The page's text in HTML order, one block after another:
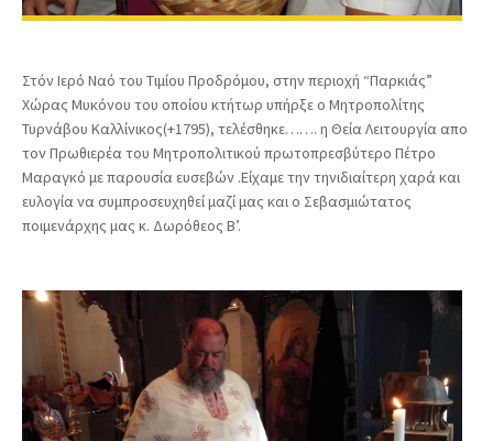
Στόν Ιερό Ναό του Τιμίου Προδρόμου, στην περιοχή “Παρκιάς”
Χώρας Μυκόνου του οποίου κτήτωρ υπήρξε ο Μητροπολίτης
Τυρνάβου Καλλίνικος(+1795), τελέσθηκε……. η Θεία Λειτουργία απο
τον Πρωθιερέα του Μητροπολιτικού πρωτοπρεσβύτερο Πέτρο
Μαραγκό με παρουσία ευσεβών .Είχαμε την τηνιδιαίτερη χαρά και
ευλογία να συμπροσευχηθεί μαζί μας και ο Σεβασμιώτατος
ποιμενάρχης μας κ. Δωρόθεος Β’.